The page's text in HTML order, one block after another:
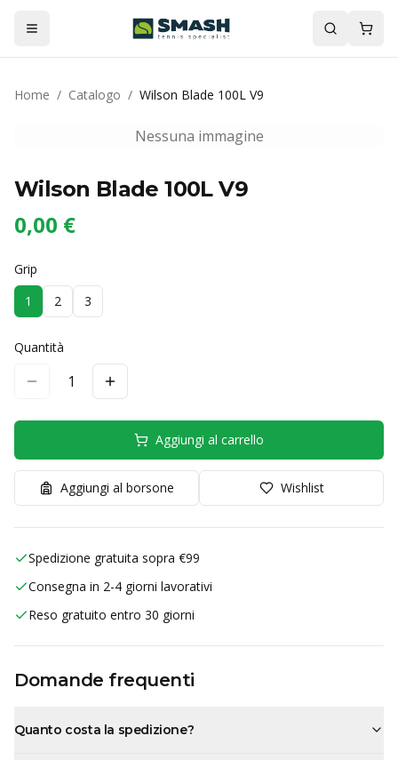
Home / Catalogo / Wilson Blade 100L V9
Nessuna immagine
Wilson Blade 100L V9
0,00 €
Grip
1
2 3
Quantità
1
Aggiungi al carrello
Aggiungi al borsone Wishlist
Spedizione gratuita sopra €99
Consegna in 2-4 giorni lavorativi
Reso gratuito entro 30 giorni
Domande frequenti
Quanto costa la spedizione?